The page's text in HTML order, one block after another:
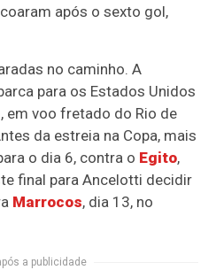
após o sexto gol,
no caminho. A
para os Estados Unidos
em voo fretado do Rio de
da estreia na Copa, mais
o dia 6, contra o Egito,
final para Ancelotti decidir
Marrocos, dia 13, no
a publicidade